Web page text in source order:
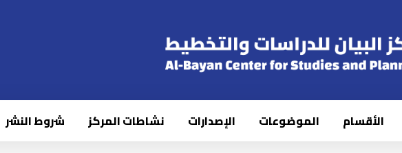
الأقسام الموضوعات الإصدارات نشاطات المركز شروط النشر